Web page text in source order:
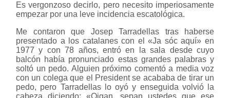
Es vergonzoso decirlo, pero necesito imperiosamente
empezar por una leve incidencia escatológica.
Me contaron que Josep Tarradellas tras haberse
presentado a los catalanes con el «Ja sóc aquí» en
1977 y con 78 años, entró en la sala desde cuyo
balcón había pronunciado estas grandes palabras y
soltó un pedo. Alguien próximo comentó a media voz
con un colega que el President se acababa de tirar un
pedo, pero Tarradellas lo oyó y enseguida volvió la
cabeza diciendo: «Oigan, sepan ustedes que ese